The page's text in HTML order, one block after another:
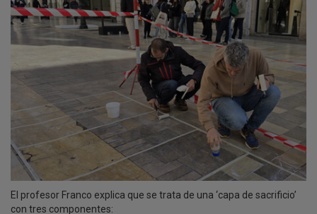
El profesor Franco explica que se trata de una ‘capa de sacrificio’
con tres componentes: